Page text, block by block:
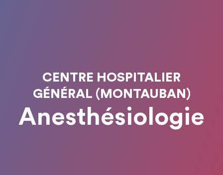
CENTRE HOSPITALIER
GÉNÉRAL (MONTAUBAN)
Anesthésiologie